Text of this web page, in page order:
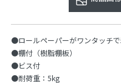
●ロールペーパーがワンタッチ
●棚付（樹脂棚板）
●ビス付
●耐荷重：5kg